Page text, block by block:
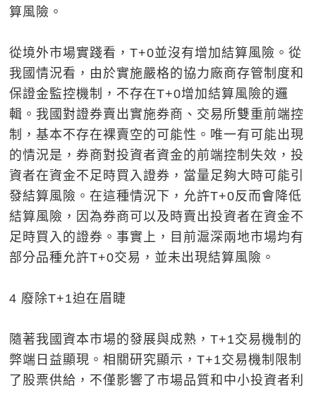
算風險。
從境外市場實踐看，T+0並沒有增加結算風險。從
我國情況看，由於實施嚴格的協力廠商存管制度和
保證金監控機制，不存在T+0增加結算風險的邏
輯。我國對證券賣出實施券商、交易所雙重前端控
制，基本不存在裸賣空的可能性。唯一有可能出現
的情況是，券商對投資者資金的前端控制失效，投
資者在資金不足時買入證券，當量足夠大時可能引
發結算風險。在這種情況下，允許T+0反而會降低
結算風險，因為券商可以及時賣出投資者在資金不
足時買入的證券。事實上，目前滬深兩地市場均有
部分品種允許T+0交易，並未出現結算風險。
4 廢除T+1迫在眉睫
隨著我國資本市場的發展與成熟，T+1交易機制的
弊端日益顯現。相關研究顯示，T+1交易機制限制
了股票供給，不僅影響了市場品質和中小投資者利